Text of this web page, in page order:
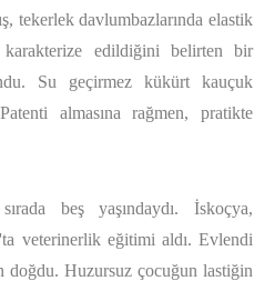
tekerlek davlumbazlarında elastik
karakterize edildiğini belirten bir
Su geçirmez kükürt kauçuk
almasına rağmen, pratikte
beş yaşındaydı. İskoçya,
veterinerlik eğitimi aldı. Evlendi
doğdu. Huzursuz çocuğun lastiğin